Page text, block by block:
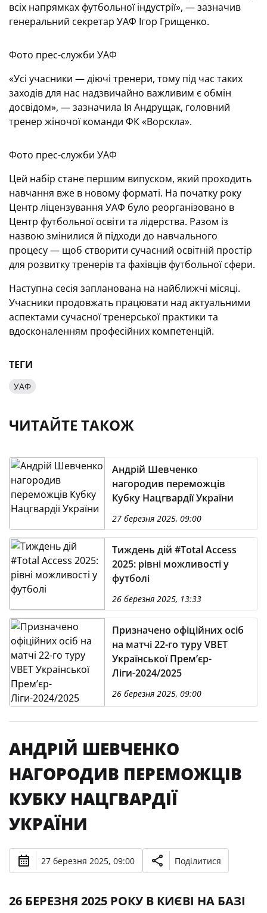
всіх напрямках футбольної індустрії», — зазначив
генеральний секретар УАФ Ігор Грищенко.
Фото прес-служби УАФ
«Усі учасники — діючі тренери, тому під час таких
заходів для нас надзвичайно важливим є обмін
досвідом», — зазначила Ія Андрущак, головний
тренер жіночої команди ФК «Ворскла».
Фото прес-служби УАФ
Цей набір стане першим випуском, який проходить
навчання вже в новому форматі. На початку року
Центр ліцензування УАФ було реорганізовано в
Центр футбольної освіти та лідерства. Разом із
назвою змінилися й підходи до навчального
процесу — щоб створити сучасний освітній простір
для розвитку тренерів та фахівців футбольної сфери.
Наступна сесія запланована на найближчі місяці.
Учасники продовжать працювати над актуальними
аспектами сучасної тренерської практики та
вдосконаленням професійних компетенцій.
ТЕГИ
УАФ
ЧИТАЙТЕ ТАКОЖ
Андрій Шевченко
нагородив переможців
Кубку Нацгвардії України
27 березня 2025, 09:00
Тиждень дій #Total Access
2025: рівні можливості у
футболі
26 березня 2025, 13:33
Призначено офіційних осіб
на матчі 22-го туру VBET
Української Премʼєр-
Ліги-2024/2025
26 березня 2025, 09:00
АНДРІЙ ШЕВЧЕНКО
НАГОРОДИВ ПЕРЕМОЖЦІВ
КУБКУ НАЦГВАРДІЇ
УКРАЇНИ
27 березня 2025, 09:00 Поділитися
26 БЕРЕЗНЯ 2025 РОКУ В КИЄВІ НА БАЗІ